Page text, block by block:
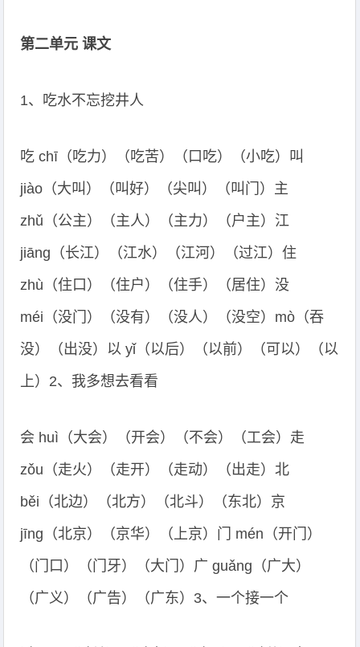
第二单元 课文
1、吃水不忘挖井人
吃 chī（吃力）（吃苦）（口吃）（小吃）叫
jiào（大叫）（叫好）（尖叫）（叫门）主
zhǔ（公主）（主人）（主力）（户主）江
jiāng（长江）（江水）（江河）（过江）住
zhù（住口）（住户）（住手）（居住）没
méi（没门）（没有）（没人）（没空）mò（吞
没）（出没）以 yǐ（以后）（以前）（可以）（以
上）2、我多想去看看
会 huì（大会）（开会）（不会）（工会）走
zǒu（走火）（走开）（走动）（出走）北
běi（北边）（北方）（北斗）（东北）京
jīng（北京）（京华）（上京）门 mén（开门）
（门口）（门牙）（大门）广 guǎng（广大）
（广义）（广告）（广东）3、一个接一个